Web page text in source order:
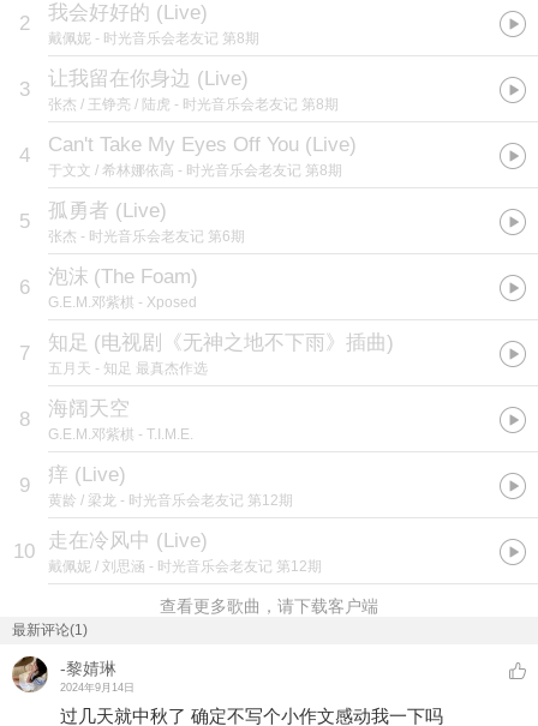
2 我会好好的 (Live)
戴佩妮 - 时光音乐会老友记 第8期
3 让我留在你身边 (Live)
张杰 / 王铮亮 / 陆虎 - 时光音乐会老友记 第8期
4 Can't Take My Eyes Off You (Live)
于文文 / 希林娜依高 - 时光音乐会老友记 第8期
5 孤勇者 (Live)
张杰 - 时光音乐会老友记 第6期
6 泡沫 (The Foam)
G.E.M.邓紫棋 - Xposed
7 知足 (电视剧《无神之地不下雨》插曲)
五月天 - 知足 最真杰作选
8 海阔天空
G.E.M.邓紫棋 - T.I.M.E.
9 痒 (Live)
黄龄 / 梁龙 - 时光音乐会老友记 第12期
10 走在冷风中 (Live)
戴佩妮 / 刘思涵 - 时光音乐会老友记 第12期
查看更多歌曲，请下载客户端
最新评论(1)
-黎婧琳
2024年9月14日
过几天就中秋了 确定不写个小作文感动我一下吗